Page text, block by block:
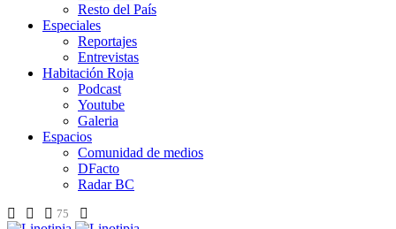
Resto del País
Especiales
Reportajes
Entrevistas
Habitación Roja
Podcast
Youtube
Galeria
Espacios
Comunidad de medios
DFacto
Radar BC
75